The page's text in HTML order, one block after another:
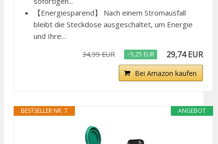
【Energiesparend】 Nach einem Stromausfall
bleibt die Steckdose ausgeschaltet, um Energie
und Ihre...
34,99 EUR −5,25 EUR 29,74 EUR
Bei Amazon kaufen
ANGEBOT
BESTSELLER NR. 7